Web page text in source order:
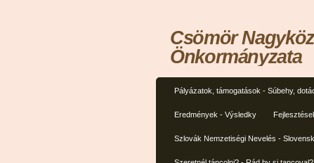
Pályázatok, támogatások - Súbehy,
Eredmények - Výsledky
Szlovák Nemzetiségi Nevelés -
Csömör
Önkormányzata